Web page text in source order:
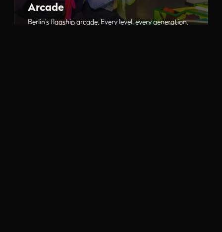
Arcade
Berlin’s flagship arcade. Every level, every generation.